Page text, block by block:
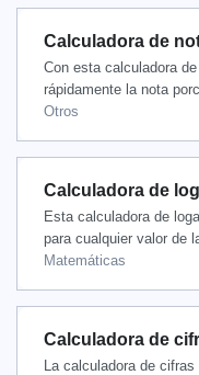
Calculadora de
Con esta calculadora
rápidamente la nota
Otros
Calculadora de
Esta calculadora de
para cualquier valor de
Matemáticas
Calculadora de
La calculadora de